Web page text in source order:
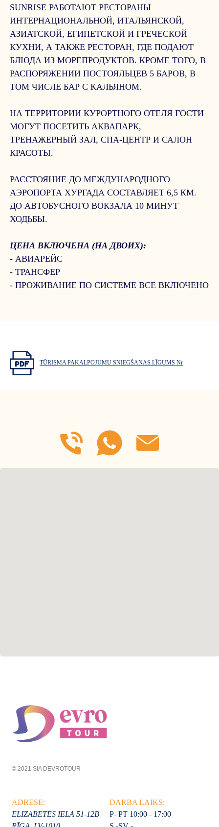
SUNRISE РАБОТАЮТ РЕСТОРАНЫ
ИНТЕРНАЦИОНАЛЬНОЙ, ИТАЛЬЯНСКОЙ,
АЗИАТСКОЙ, ЕГИПЕТСКОЙ И ГРЕЧЕСКОЙ
КУХНИ, А ТАКЖЕ РЕСТОРАН, ГДЕ ПОДАЮТ
БЛЮДА ИЗ МОРЕПРОДУКТОВ. КРОМЕ ТОГО, В
РАСПОРЯЖЕНИИ ПОСТОЯЛЬЦЕВ 5 БАРОВ, В
ТОМ ЧИСЛЕ БАР С КАЛЬЯНОМ.
НА ТЕРРИТОРИИ КУРОРТНОГО ОТЕЛЯ ГОСТИ
МОГУТ ПОСЕТИТЬ АКВАПАРК,
ТРЕНАЖЕРНЫЙ ЗАЛ, СПА-ЦЕНТР И САЛОН
КРАСОТЫ.
РАССТОЯНИЕ ДО МЕЖДУНАРОДНОГО
АЭРОПОРТА ХУРГАДА СОСТАВЛЯЕТ 6,5 КМ.
ДО АВТОБУСНОГО ВОКЗАЛА 10 МИНУТ
ХОДЬБЫ.
ЦЕНА ВКЛЮЧЕНА (НА ДВОИХ):
- АВИАРЕЙС
- ТРАНСФЕР
- ПРОЖИВАНИЕ ПО СИСТЕМЕ ВСЕ ВКЛЮЧЕНО
TŪRISMA PAKALPOJUMU SNIEGŠANAS LĪGUMS Nr
© 2021 SIA DEVROTOUR
ADRESE:
ELIZABETES IELA 51-12B
DARBA LAIKS:
P- PT 10:00 - 17:00